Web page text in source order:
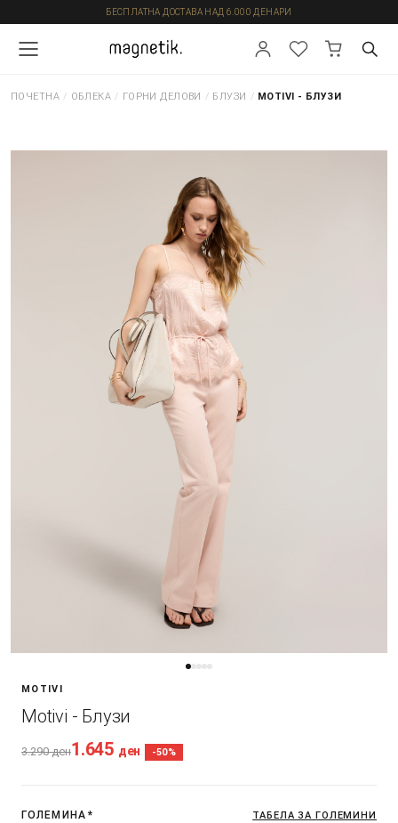
БЕСПЛАТНА ДОСТАВА НАД 6.000 ДЕНАРИ
ПОЧЕТНА / ОБЛЕКА / ГОРНИ ДЕЛОВИ / БЛУЗИ / MOTIVI - БЛУЗИ
MOTIVI
Motivi - Блузи
3.290ден1.645 ден -50%
ГОЛЕМИНА * ТАБЕЛА ЗА ГОЛЕМИНИ